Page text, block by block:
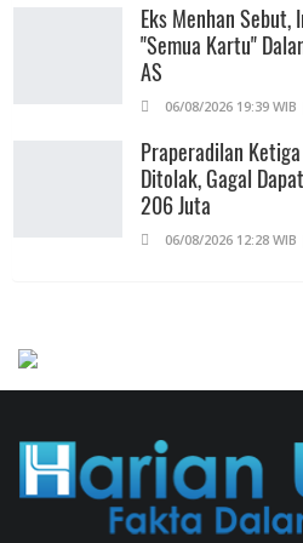
Eks Menhan Sebut,
"Semua Kartu"
AS
06/08/2026 19:39
Praperadilan
Ditolak, Gagal
206 Juta
06/08/2026 12:28
Nasional
Maklumat Merdeka
04/08/2026 22:54